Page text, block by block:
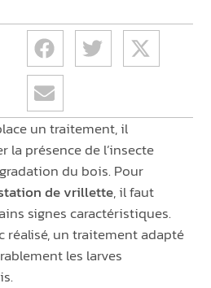
un traitement, il
la présence de l’insecte
du bois. Pour
de vrillette, il faut
signes caractéristiques.
réalisé, un traitement adapté
les larves